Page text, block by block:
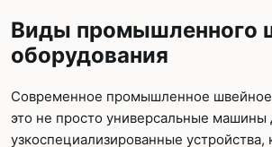
Виды промышленного
оборудования
Современное промышленное швейное
это не просто универсальные машины
узкоспециализированные устройства,